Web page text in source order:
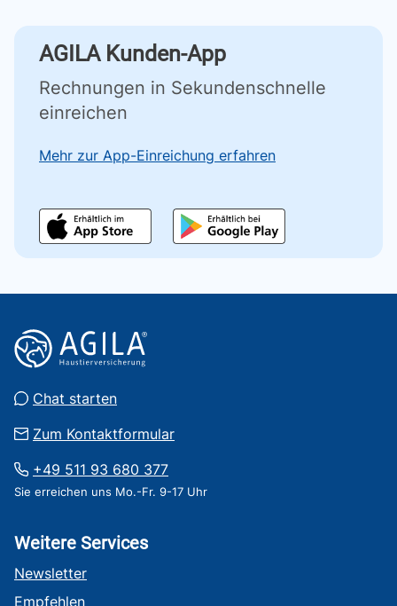
AGILA Kunden-App
Rechnungen in Sekundenschnelle
einreichen
Mehr zur App-Einreichung erfahren